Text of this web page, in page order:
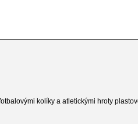
kolíky a atletickými hroty